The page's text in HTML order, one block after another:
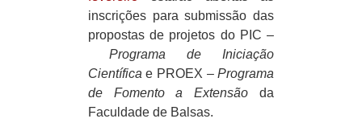
inscrições para submissão das
propostas de projetos do PIC –
Programa de Iniciação
Científica e PROEX –Programa
de Fomento a Extensãoda
Faculdade de Balsas.